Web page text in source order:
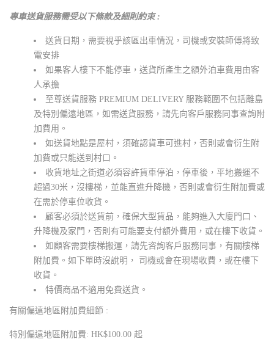
專車送貨服務需受以下條款及細則約束 :
送貨日期，需要視乎該區出車情況，司機或安裝師傅將致
電安排
如果客人樓下不能停車，送貨所產生之額外泊車費用由客
人承擔
至尊送貨服務 PREMIUM DELIVERY 服務範圍不包括離島
及特別偏遠地區，如需送貨服務，請先向客戶服務同事查詢附
加費用。
如送貨地點是屋村，須確認貨車可進村，否則或會衍生附
加費或只能送到村口。
收貨地址之街道必須容許貨車停泊，停車後，平地搬運不
超過30米，沒樓梯，並能直進升降機，否則或會衍生附加費或
在需於停車位收貨。
顧客必須於送貨前，確保大型貨品，能夠進入大廈門口、
升降機及家門，否則有可能要支付額外費用，或在樓下收貨。
如顧客需要樓梯搬運，請先咨詢客戶服務同事，有關樓梯
附加費。如下單時沒說明， 司機或會在現場收費，或在樓下
收貨。
特價商品不適用免費送貨。
有關偏遠地區附加費細節 :
特別偏遠地區附加費: HK$100.00 起